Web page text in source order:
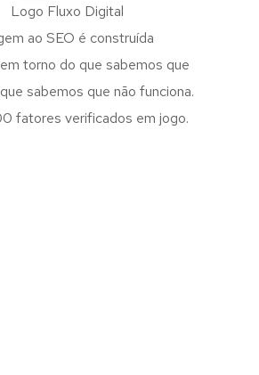
ao SEO é construída
torno do que sabemos que
sabemos que não funciona.
fatores verificados em jogo.